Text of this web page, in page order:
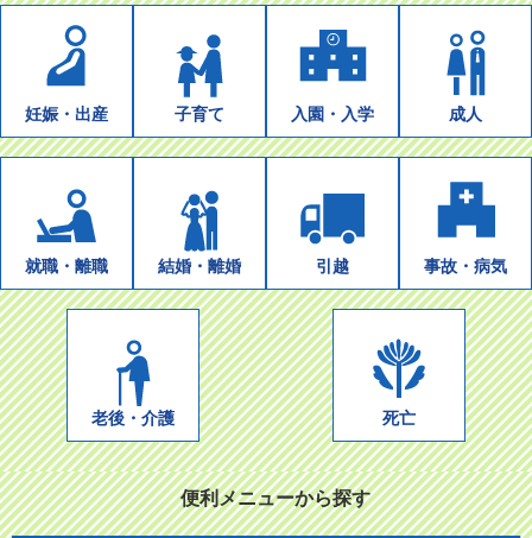
妊娠・出産 子育て 入園・入学 成人
就職・離職 結婚・離婚 引越 事故・病気
老後・介護 死亡
便利メニューから探す